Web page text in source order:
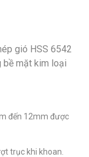
gió HSS 6542
bề mặt kim loại
đến 12mm được
trục khi khoan.